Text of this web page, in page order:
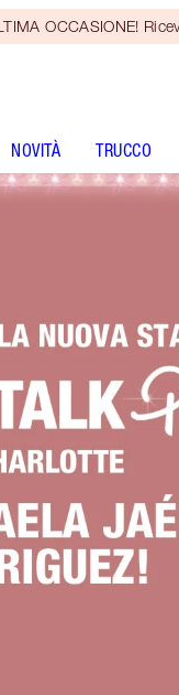
OCCASIONE!
NOVITÀ TRUCCO